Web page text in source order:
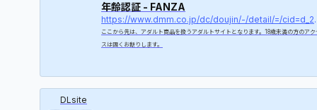
年齢認証 - FANZA
https://
ここから先は、アダルト商品を扱うアダルトサイトとなります。18歳未満の方のアク
スは固くお断りします。
DLsite